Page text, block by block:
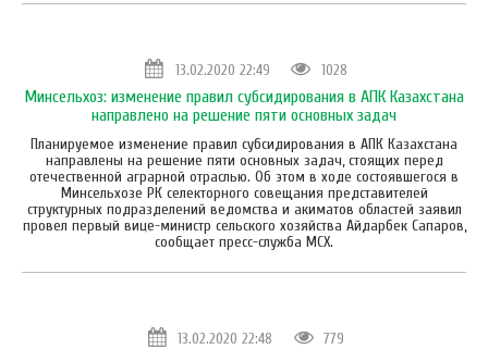
13.02.2020 22:49 1028
Минсельхоз: изменение правил субсидирования в АПК Казахстана
направлено на решение пяти основных задач
Планируемое изменение правил субсидирования в АПК Казахстана
направлены на решение пяти основных задач, стоящих перед
отечественной аграрной отраслью. Об этом в ходе состоявшегося в
Минсельхозе РК селекторного совещания представителей
структурных подразделений ведомства и акиматов областей заявил
провел первый вице-министр сельского хозяйства Айдарбек Сапаров,
сообщает пресс-служба МСХ.
13.02.2020 22:48 779